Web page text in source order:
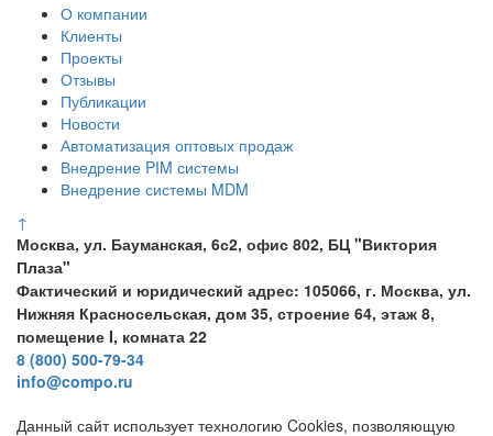
О компании
Клиенты
Проекты
Отзывы
Публикации
Новости
Автоматизация оптовых продаж
Внедрение PIM системы
Внедрение системы MDM
↑
Москва, ул. Бауманская, 6с2, офис 802, БЦ "Виктория
Плаза"
Фактический и юридический адрес: 105066, г. Москва, ул.
Нижняя Красносельская, дом 35, строение 64, этаж 8,
помещение I, комната 22
8 (800) 500-79-34
info@compo.ru
Данный сайт использует технологию Cookies, позволяющую